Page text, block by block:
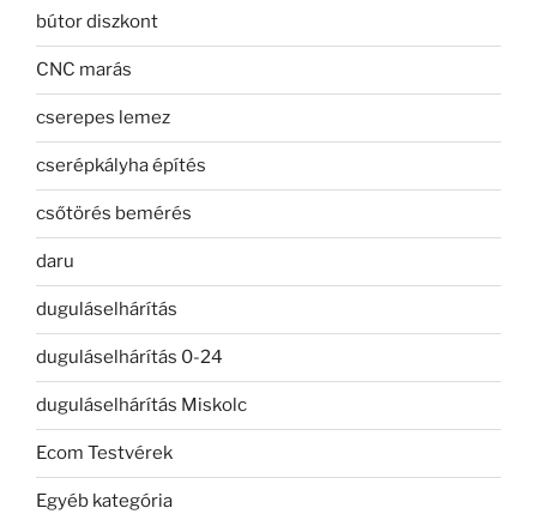
bútor diszkont
CNC marás
cserepes lemez
cserépkályha építés
csőtörés bemérés
daru
duguláselhárítás
duguláselhárítás 0-24
duguláselhárítás Miskolc
Ecom Testvérek
Egyéb kategória